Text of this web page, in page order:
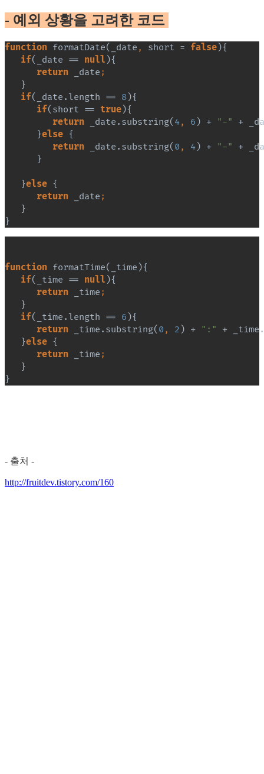
- 예외 상황을 고려한 코드
function formatDate(_date , short = false){
if(_date == null ){
return
_date ;
}
if(_date.length == 8){
if(short == true){
return
_date.substring( 4 , 6 ) + "-" +
}else {
return
_date.substring( 0 , 4 ) + "-" +
}
   }
else {
return
_date ;
}
}
function formatTime(_time){
if(_time == null ){
return
_time ;
}
if(_time.length == 6 ){
return
_time.substring( 0 , 2 ) + ":" +
}else {
return
_time ;
}
}
- 출처 -
http://fruitdev.tistory.com/160